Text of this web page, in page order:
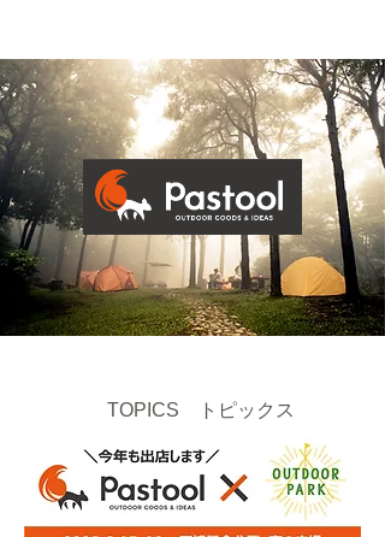
​TOPICS トピックス